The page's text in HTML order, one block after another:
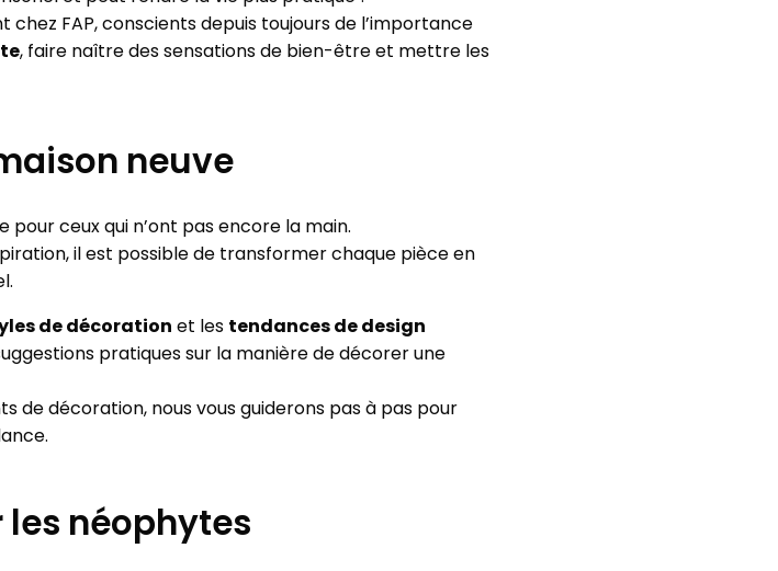
FAP, conscients depuis toujours de l’importance
, faire naître des sensations de bien-être et mettre les
neuve
ceux qui n’ont pas encore la main.
il est possible de transformer chaque pièce en
de décoration et les tendances de design
pratiques sur la manière de décorer une
de décoration, nous vous guiderons pas à pas pour
néophytes